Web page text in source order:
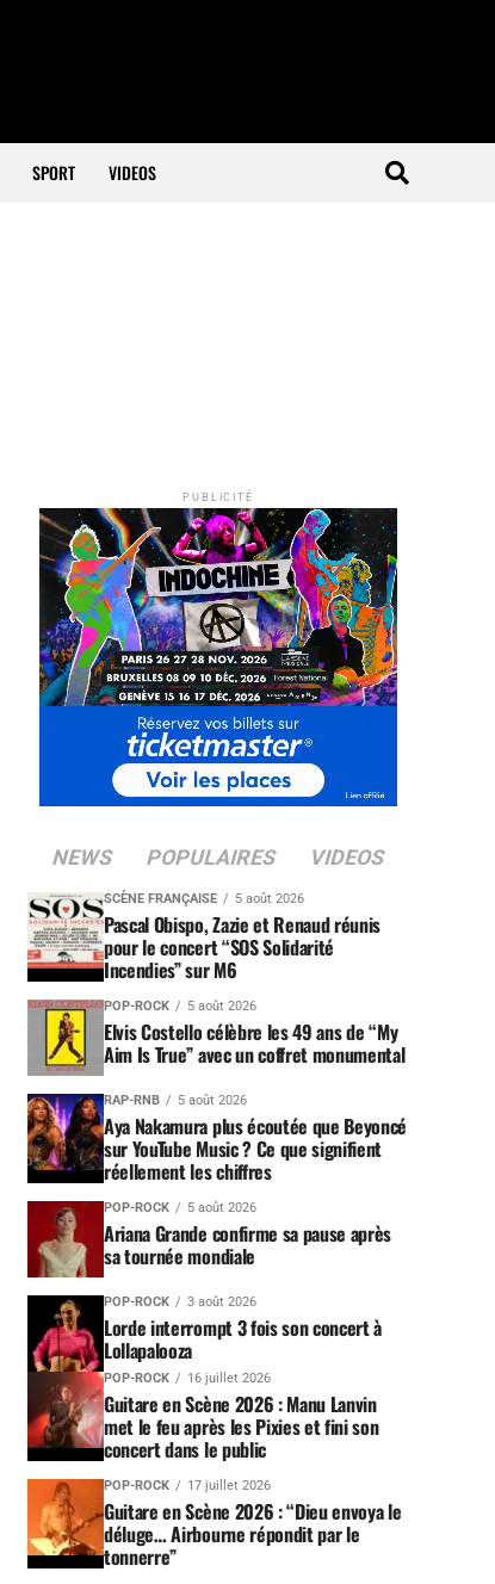
SPORT VIDEOS
PUBLICITÉ
NEWS POPULAIRES VIDEOS
SCÈNE FRANÇAISE 5 août 2026
Pascal Obispo, Zazie et Renaud réunis
pour le concert “SOS Solidarité
Incendies” sur M6
POP-ROCK 5 août 2026
Elvis Costello célèbre les 49 ans de “My
Aim Is True” avec un coffret monumental
RAP-RNB 5 août 2026
Aya Nakamura plus écoutée que Beyoncé
sur YouTube Music ? Ce que signifient
réellement les chiffres
POP-ROCK 5 août 2026
Ariana Grande confirme sa pause après
sa tournée mondiale
POP-ROCK 3 août 2026
Lorde interrompt 3 fois son concert à
Lollapalooza
POP-ROCK 16 juillet 2026
Guitare en Scène 2026 : Manu Lanvin
met le feu après les Pixies et fini son
concert dans le public
POP-ROCK 17 juillet 2026
Guitare en Scène 2026 : “Dieu envoya le
déluge… Airbourne répondit par le
tonnerre”